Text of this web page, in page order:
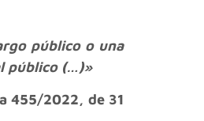
público o una
público (…)»
455/2022, de 31